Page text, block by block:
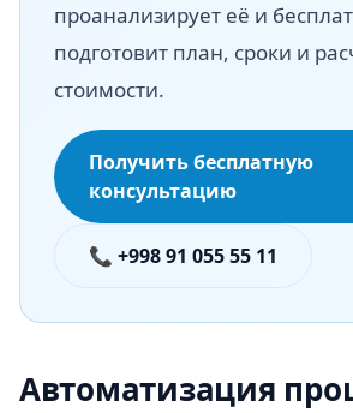
проанализирует её и
подготовит план, сроки и
стоимости.
Получить бесплатную
консультацию
📞 +998 91 055 55 11
Автоматизация